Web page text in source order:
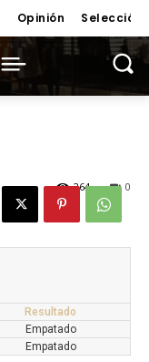
Opinión Selección
0
264
Resultado
Empatado
Empatado